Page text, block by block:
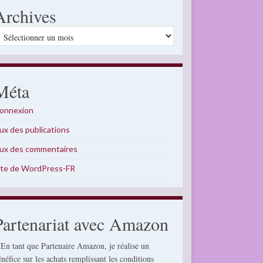
des publications
des commentaires
de WordPress-FR
avec Amazon
tant que Partenaire Amazon, je réalise un
sur les achats remplissant les conditions